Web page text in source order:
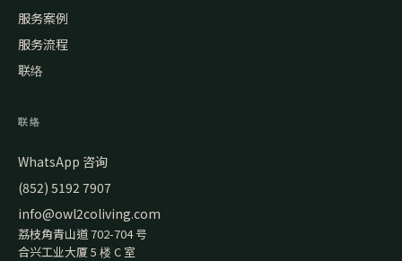
服务案例
服务流程
联络
联络
WhatsApp 咨询
(852) 5192 7907
info@owl2coliving.com
荔枝角青山道 702-704 号
合兴工业大厦 5 楼 C 室